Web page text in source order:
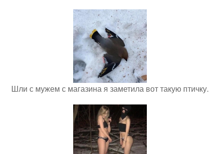
Шли с мужем с магазина я заметила вот такую птичку.